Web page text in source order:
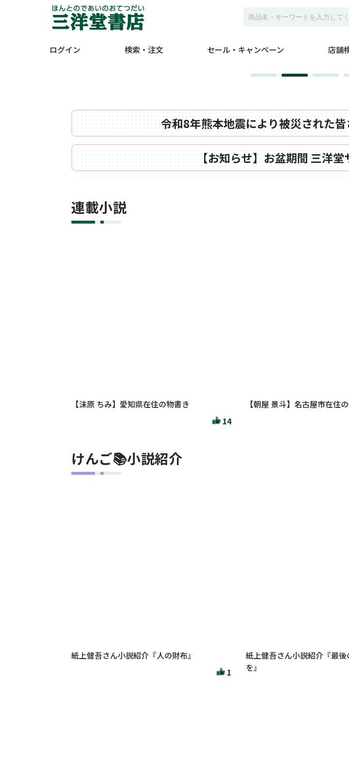
ログイン 検索・注文 セール・キャンペーン 店舗
令和8年熊本地震により被災された
【お知らせ】お盆期間 三洋
連載小説
【沫原 ちみ】愛知県在住の物書き
14
【朝屋 景斗】名古屋市在住
けんご📚小説紹介
紙上健吾さん小説紹介『人の財布』
1
紙上健吾さん小説紹介『最
を』